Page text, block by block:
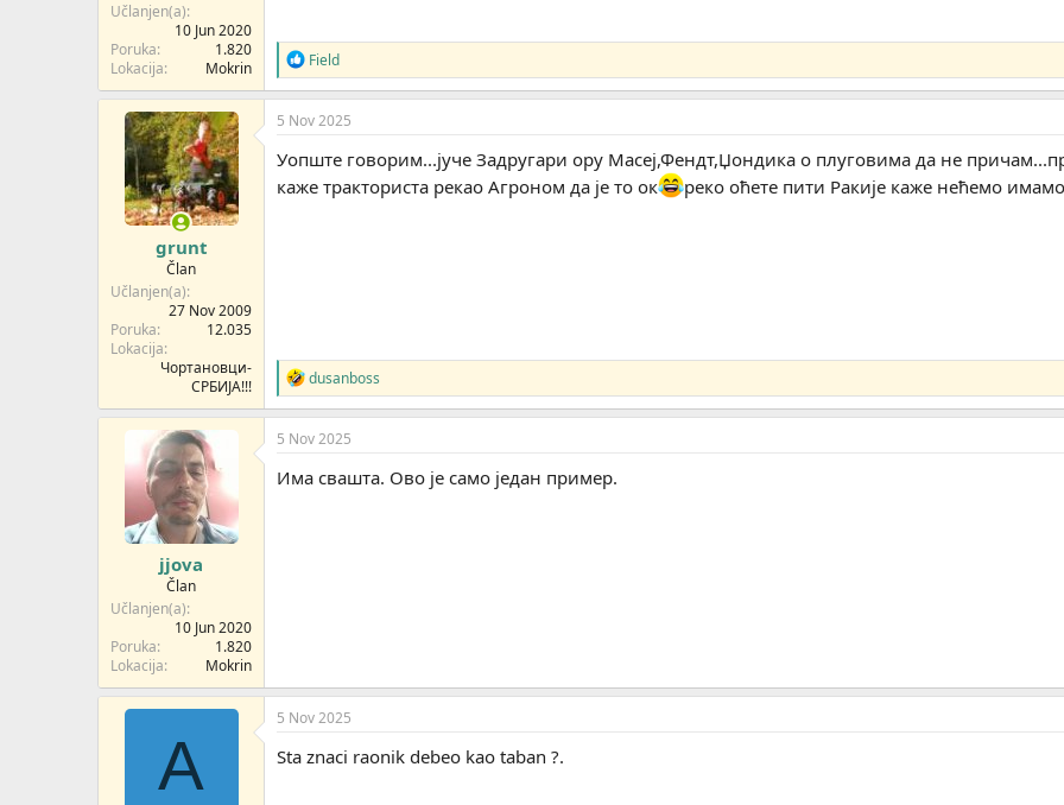
Učlanjen(a)
10 Jun 2020
Poruka
1.820
Lokacija
Mokrin
R
e
a
g
v
a
n
Field
grunt
Član
Učlanjen(a)
27 Nov 2009
Poruka
12.035
Lokacija
Чортановци-
СРБИЈА!!!
5 Nov 2025
Уопште говорим...јуче Задругари ору Масеј,Фендт,Џондика о плуговима да не
каже тракториста рекао Агроном да је то ок
реко оћете пити Ракије каже нећемо
R
e
a
g
v
a
dusanboss
jjova
Član
Učlanjen(a)
10 Jun 2020
Poruka
1.820
Lokacija
Mokrin
5 Nov 2025
Има свашта. Ово је само један пример.
A
5 Nov 2025
Sta znaci raonik debeo kao taban ?.